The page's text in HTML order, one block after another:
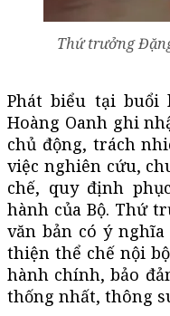
Thứ trưởng
Phát biểu tại buổi
Hoàng Oanh ghi
chủ động, trách
việc nghiên cứu,
chế, quy định
hành của Bộ. Thứ
văn bản có ý
thiện thể chế nội
hành chính, bảo
thống nhất, thông